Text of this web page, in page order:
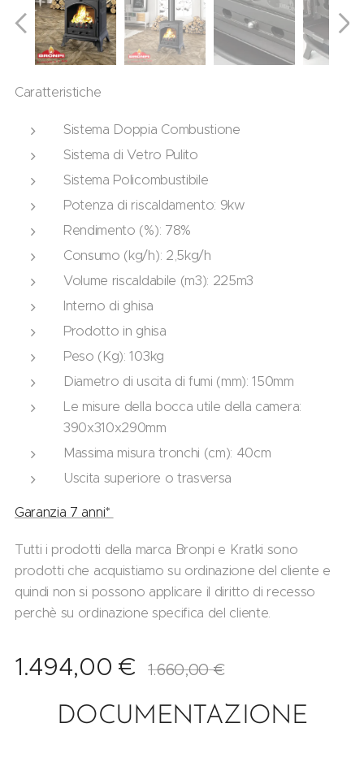
Caratteristiche
Sistema Doppia Combustione
Sistema di Vetro Pulito
Sistema Policombustibile
Potenza di riscaldamento: 9kw
Rendimento (%): 78%
Consumo (kg/h): 2,5kg/h
Volume riscaldabile (m3): 225m3
Interno di ghisa
Prodotto in ghisa
Peso (Kg): 103kg
Diametro di uscita di fumi (mm): 150mm
Le misure della bocca utile della camera:
390x310x290mm
Massima misura tronchi (cm): 40cm
Uscita superiore o trasversa
Garanzia 7 anni*
Tutti i prodotti della marca Bronpi e Kratki sono
prodotti che acquistiamo su ordinazione del cliente e
quindi non si possono applicare il diritto di recesso
perchè su ordinazione specifica del cliente.
1.494,00 € 1.660,00€
DOCUMENTAZIONE